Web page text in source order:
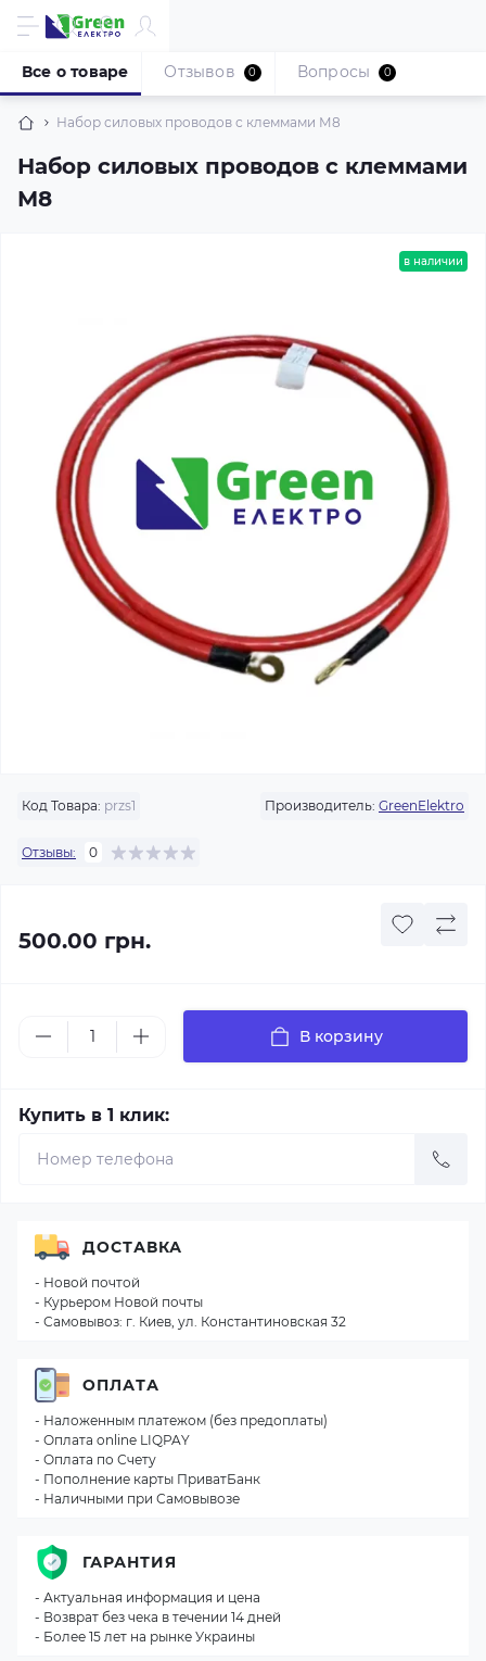
Набор силовых проводов с клеммами М8
Набор силовых проводов с клеммами
М8
Все о товаре Отзывов 0 Вопросы 0
в наличии
Код Товара: przs1 Производитель: GreenElektro
Отзывы: 0
500.00 грн.
В корзину
Купить в 1 клик:
ДОСТАВКА
- Новой почтой
- Курьером Новой почты
- Самовывоз: г. Киев, ул. Константиновская 32
ОПЛАТА
- Наложенным платежом (без предоплаты)
- Оплата online LIQPAY
- Оплата по Счету
- Пополнение карты ПриватБанк
- Наличными при Самовывозе
ГАРАНТИЯ
- Актуальная информация и цена
- Возврат без чека в течении 14 дней
- Более 15 лет на рынке Украины